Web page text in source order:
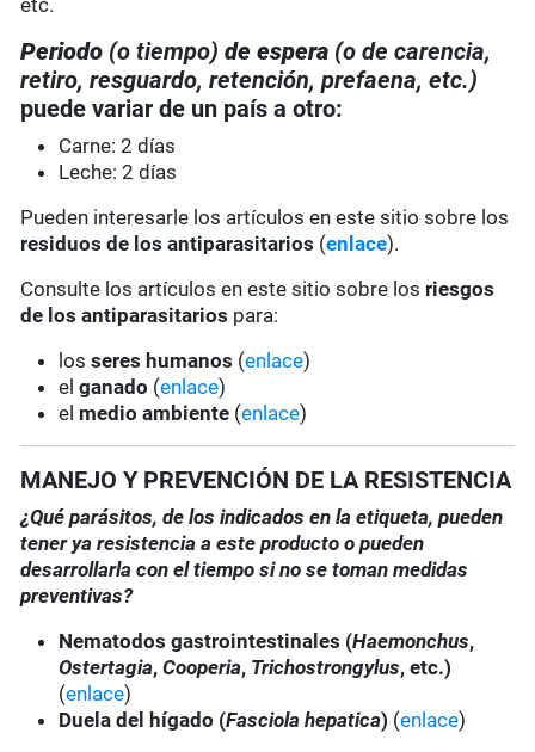
etc.
Periodo (o tiempo) de espera (o de carencia,
retiro, resguardo, retención, prefaena, etc.)
puede variar de un país a otro:
Carne: 2 días
Leche: 2 días
Pueden interesarle los artículos en este sitio sobre los
residuos de los antiparasitarios (enlace).
Consulte los artículos en este sitio sobre los riesgos
de los antiparasitarios para:
losseres humanos (enlace)
elganado (enlace)
el medio ambiente (enlace)
MANEJO Y PREVENCIÓN DE LA RESISTENCIA
¿Qué parásitos, de los indicados en la etiqueta, pueden
tener ya resistencia a este producto o pueden
desarrollarla con el tiempo si no se toman medidas
preventivas?
Nematodos gastrointestinales (Haemonchus,
Ostertagia,Cooperia, Trichostrongylus, etc.)
(enlace)
Duela del hígado (Fasciola hepatica) (enlace)